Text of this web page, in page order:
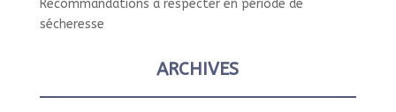
Recommandations à respecter en période de
sécheresse
ARCHIVES